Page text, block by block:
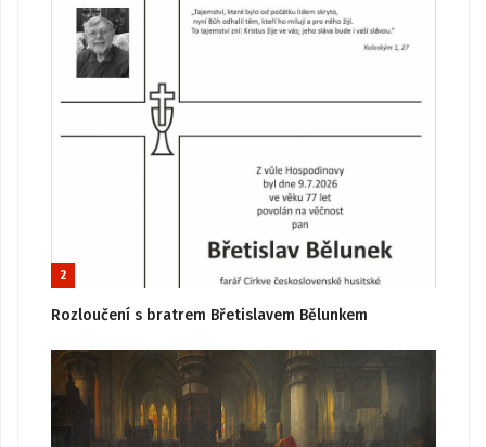
2
Rozloučení s bratrem Břetislavem Bělunkem